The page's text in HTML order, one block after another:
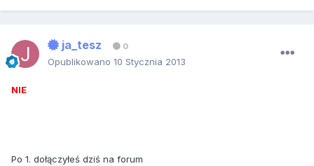
ja_tesz 0
Opublikowano 10 Stycznia 2013
NIE
Po 1. dołączyłeś dziś na forum